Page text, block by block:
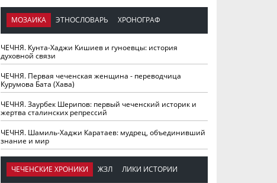
МОЗАИКА ЭТНОСЛОВАРЬ ХРОНОГРАФ
ЧЕЧНЯ. Кунта-Хаджи Кишиев и гуноевцы: история
духовной связи
ЧЕЧНЯ. Первая чеченская женщина - переводчица
Курумова Бата (Хава)
ЧЕЧНЯ. Заурбек Шерипов: первый чеченский историк и
жертва сталинских репрессий
ЧЕЧНЯ. Шамиль-Хаджи Каратаев: мудрец, объединивший
знание и мир
ЧЕЧЕНСКИЕ ХРОНИКИ ЖЗЛ ЛИКИ ИСТОРИИ